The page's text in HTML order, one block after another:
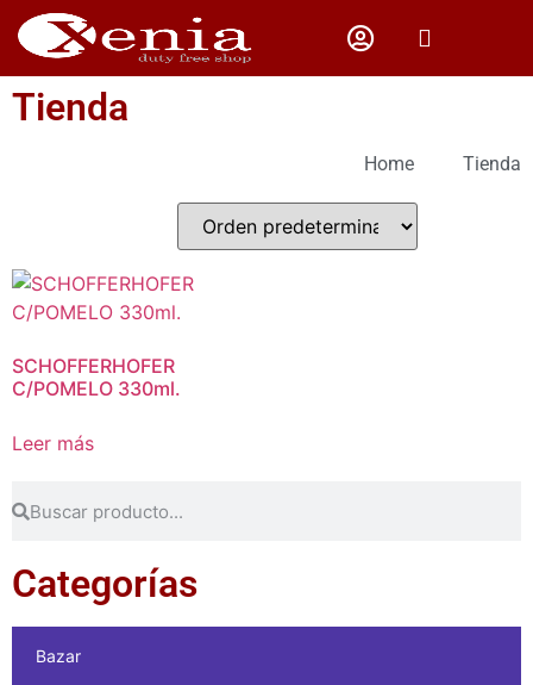
Tienda
Home Tienda
Categorías
Bazar
SCHOFFERHOFER
C/POMELO 330ml.
Leer más